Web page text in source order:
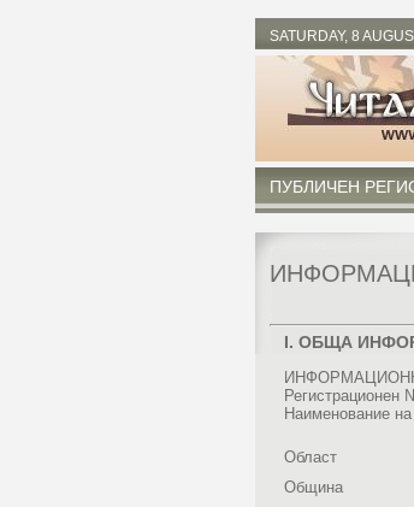
SATURDAY, 8
ПУБЛИЧЕН
I. ОБЩА
Регистрационен
Наименование
Област
Община